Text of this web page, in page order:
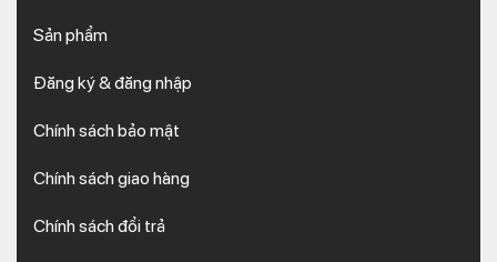
Sản phẩm
Đăng ký & đăng nhập
Chính sách bảo mật
Chính sách giao hàng
Chính sách đổi trả